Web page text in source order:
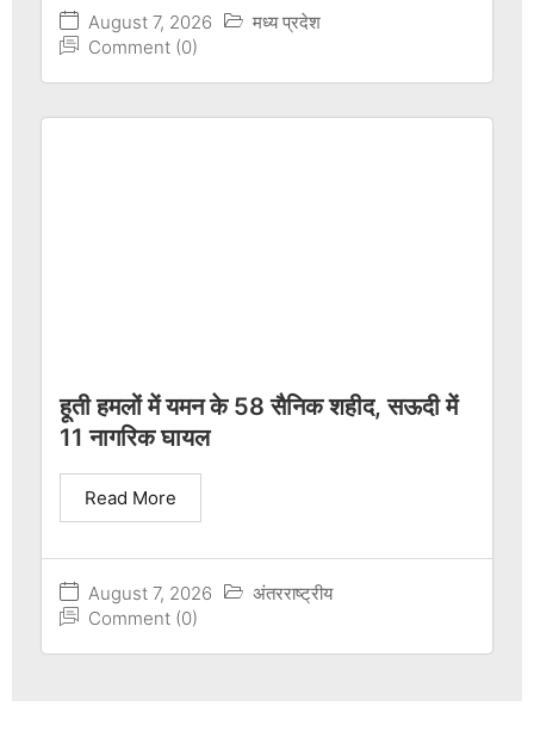
August 7, 2026
मध्य प्रदेश
Comment (0)
हूती हमलों में यमन के 58 सैनिक शहीद, सऊदी में
11 नागरिक घायल
August 7, 2026
अंतरराष्ट्रीय
Comment (0)
Read More